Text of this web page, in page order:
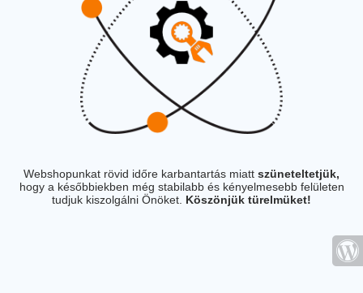
Webshopunkat rövid időre karbantartás miatt szüneteltetjük,
hogy a későbbiekben még stabilabb és kényelmesebb felületen
tudjuk kiszolgálni Önöket. Köszönjük türelmüket!